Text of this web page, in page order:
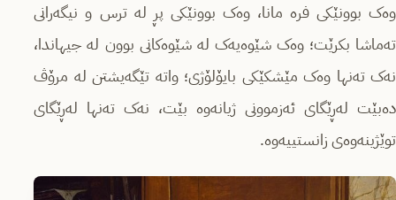
وەک بوونێکی فرە مانا، وەک بوونێکی پڕ لە ترس و نیگەرانی
تەماشا بکرێت؛ وەک شێوەیەک لە شێوەکانی بوون لە جیهاندا،
نەک تەنها وەک مێشکێکی بایۆلۆژی؛ واتە تێگەیشتن لە مرۆڤ
دەبێت لەڕێگای ئەزموونی ژیانەوە بێت، نەک تەنها لەڕێگای
توێژینەوەی زانستییەوە.